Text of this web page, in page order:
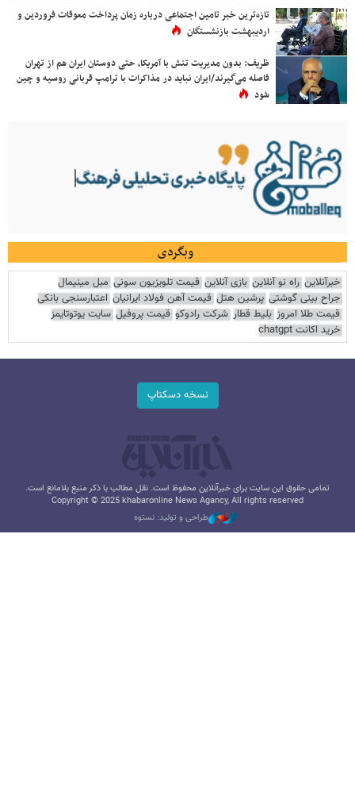
تازه‌ترین خبر تامین اجتماعی درباره زمان پرداخت معوقات فروردین و
اردیبهشت بازنشستگان
ظریف: بدون مدیریت تنش با آمریکا، حتی دوستان ایران هم از تهران
فاصله می‌گیرند/ایران نباید در مذاکرات با ترامپ قربانی روسیه و چین
شود
وبگردی
خبرآنلاین راه نو آنلاین بازی آنلاین قیمت تلویزیون سونی مبل مینیمال
جراح بینی گوشتی پرشین هتل قیمت آهن فولاد ایرانیان اعتبارسنجی بانکی
قیمت طلا امروز بلیط قطار شرکت رادوکو قیمت پروفیل سایت یوتوتایمز
خرید اکانت chatgpt
نسخه دسکتاپ
تمامی حقوق این سایت برای خبرآنلاین محفوظ است. نقل مطالب با ذکر منبع بلامانع است.
Copyright © 2025 khabaronline News Agancy, All rights reserved
طراحی و تولید: نستوه